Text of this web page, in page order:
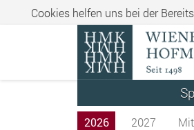
Cookies helfen uns bei der
2026 2027